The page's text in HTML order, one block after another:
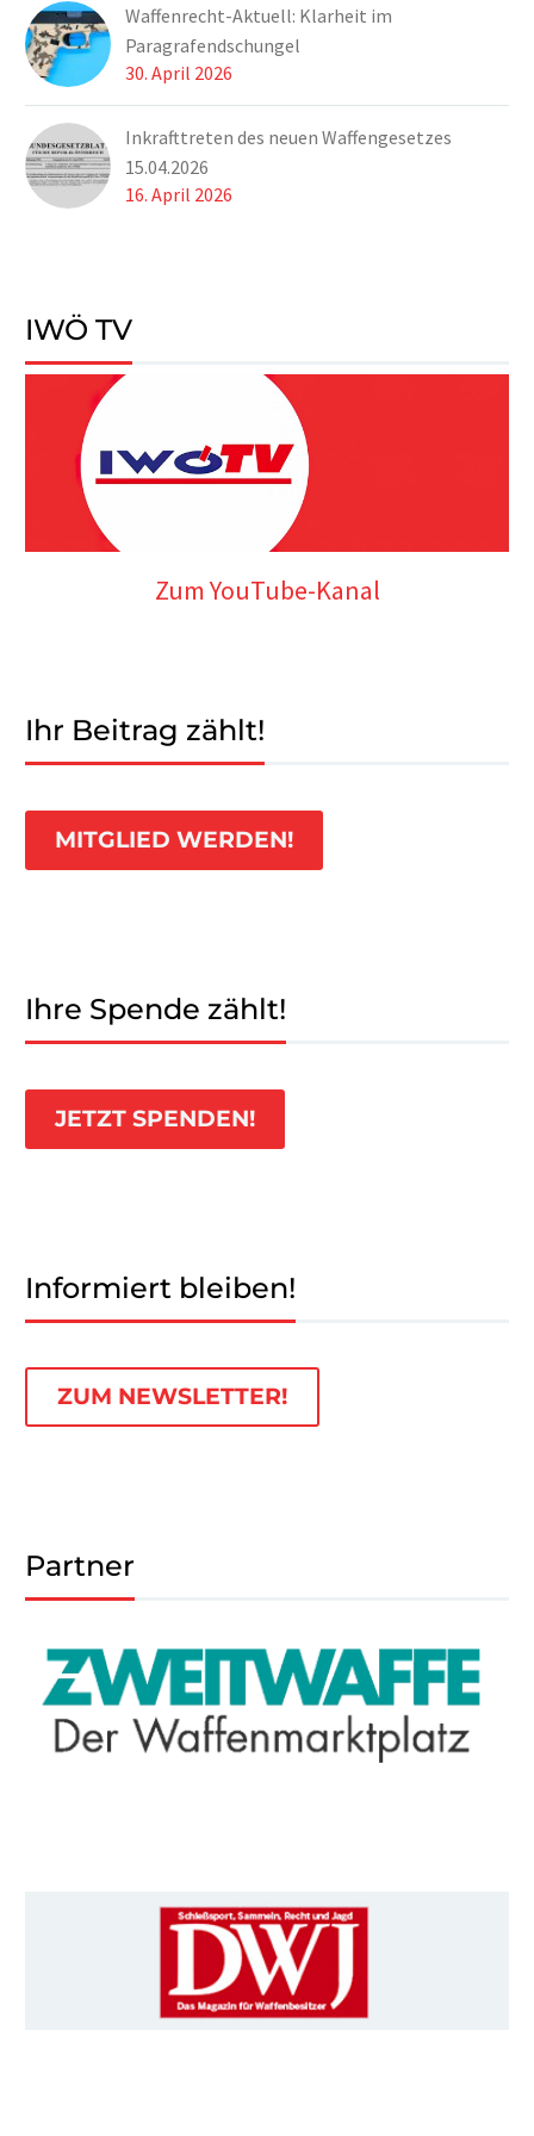
Waffenrecht-Aktuell: Klarheit im
Paragrafendschungel
30. April 2026
Inkrafttreten des neuen Waffengesetzes
15.04.2026
16. April 2026
IWÖ TV
Zum YouTube-Kanal
Ihr Beitrag zählt!
MITGLIED WERDEN!
Ihre Spende zählt!
JETZT SPENDEN!
Informiert bleiben!
ZUM NEWSLETTER!
Partner